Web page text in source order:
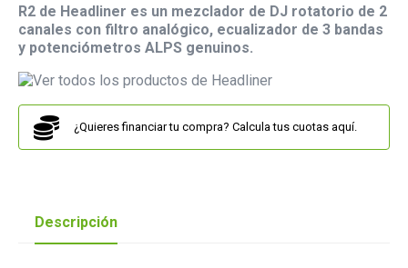
R2 de Headliner es un mezclador de DJ rotatorio de 2
canales con filtro analógico, ecualizador de 3 bandas
y potenciómetros ALPS genuinos.
¿Quieres financiar tu compra? Calcula tus cuotas aquí.
Descripción